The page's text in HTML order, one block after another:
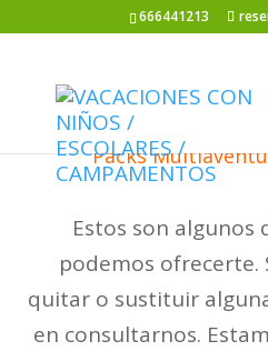
666441213
Packs
Estos son algunos
podemos ofrecerte.
quitar o sustituir
en consultarnos.